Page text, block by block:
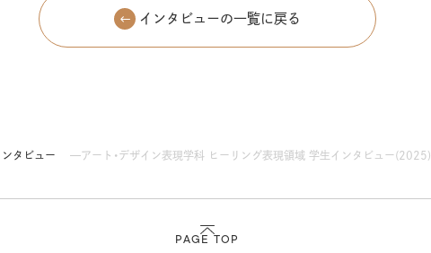
インタビューの一覧に戻る
ンタビュー アート・デザイン表現学科 ヒーリング表現領域 学生インタビュー(2025)
PAGE TOP